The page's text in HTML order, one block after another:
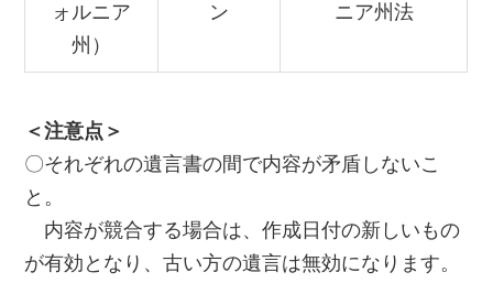
ォルニア
州）
ン
ニア州法
＜注意点＞
〇それぞれの遺言書の間で内容が矛盾しないこ
と。
内容が競合する場合は、作成日付の新しいもの
が有効となり、古い方の遺言は無効になります。